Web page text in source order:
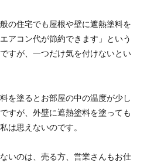
の住宅でも屋根や壁に遮熱塗料を
アコン代が節約できます」という
すが、一つだけ気を付けないとい
を塗るとお部屋の中の温度が少し
すが、外壁に遮熱塗料を塗っても
は思えないのです。
いのは、売る方、営業さんもお仕